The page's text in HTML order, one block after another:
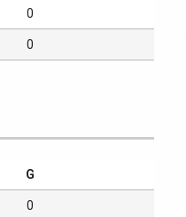
0
0
G
0